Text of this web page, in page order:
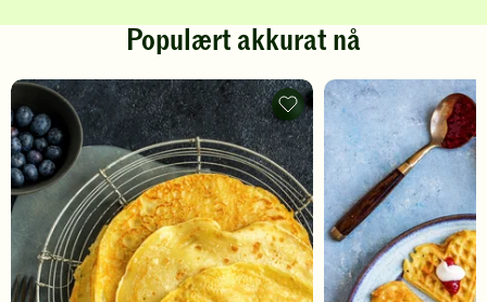
Populært akkurat nå
Pannekaker
-
legg
til
favoritter